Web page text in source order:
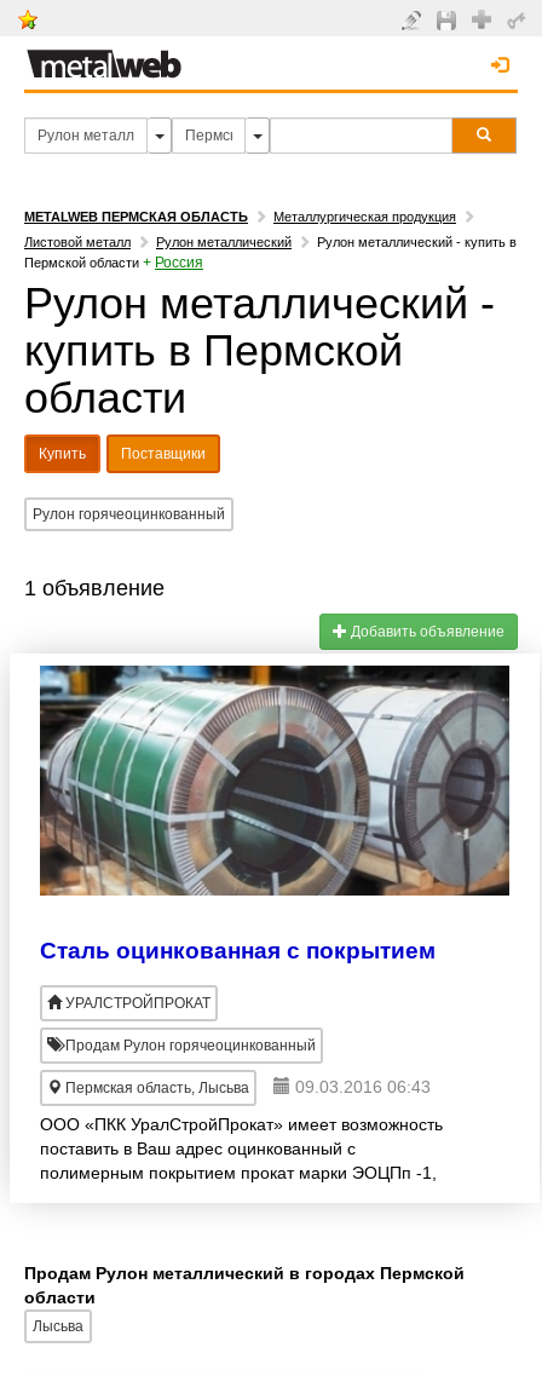
METALWEB ПЕРМСКАЯ ОБЛАСТЬ
Металлургическая продукция
Листовой металл
Рулон металлический
Рулон металлический - купить в
Пермской области + Россия
Рулон металлический -
купить в Пермской
области
Купить Поставщики
Рулон горячеоцинкованный
1 объявление
Добавить объявление
Сталь оцинкованная с покрытием
УРАЛСТРОЙПРОКАТ
Продам Рулон горячеоцинкованный
Пермская область, Лысьва
09.03.2016 06:43
ООО «ПКК УралСтройПрокат» имеет возможность
поставить в Ваш адрес оцинкованный с
полимерным покрытием прокат марки ЭОЦПп -1,
Продам Рулон металлический в городах Пермской
области
Лысьва